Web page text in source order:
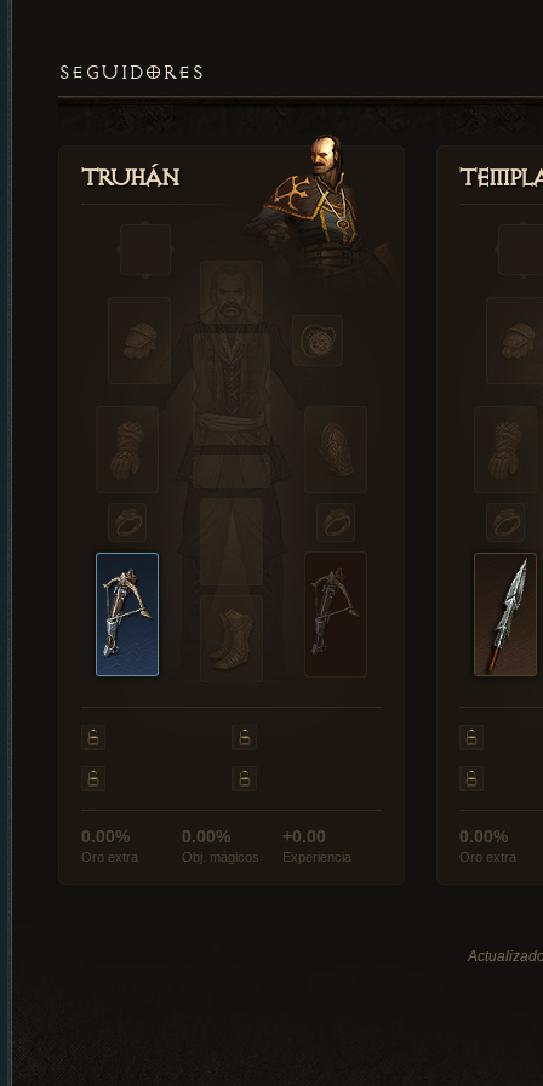
SEGUIDORES
Truhán
0.00%
Oro extra
0.00%
Obj. mágicos
+0.00
Experiencia
0.00%
Oro extra